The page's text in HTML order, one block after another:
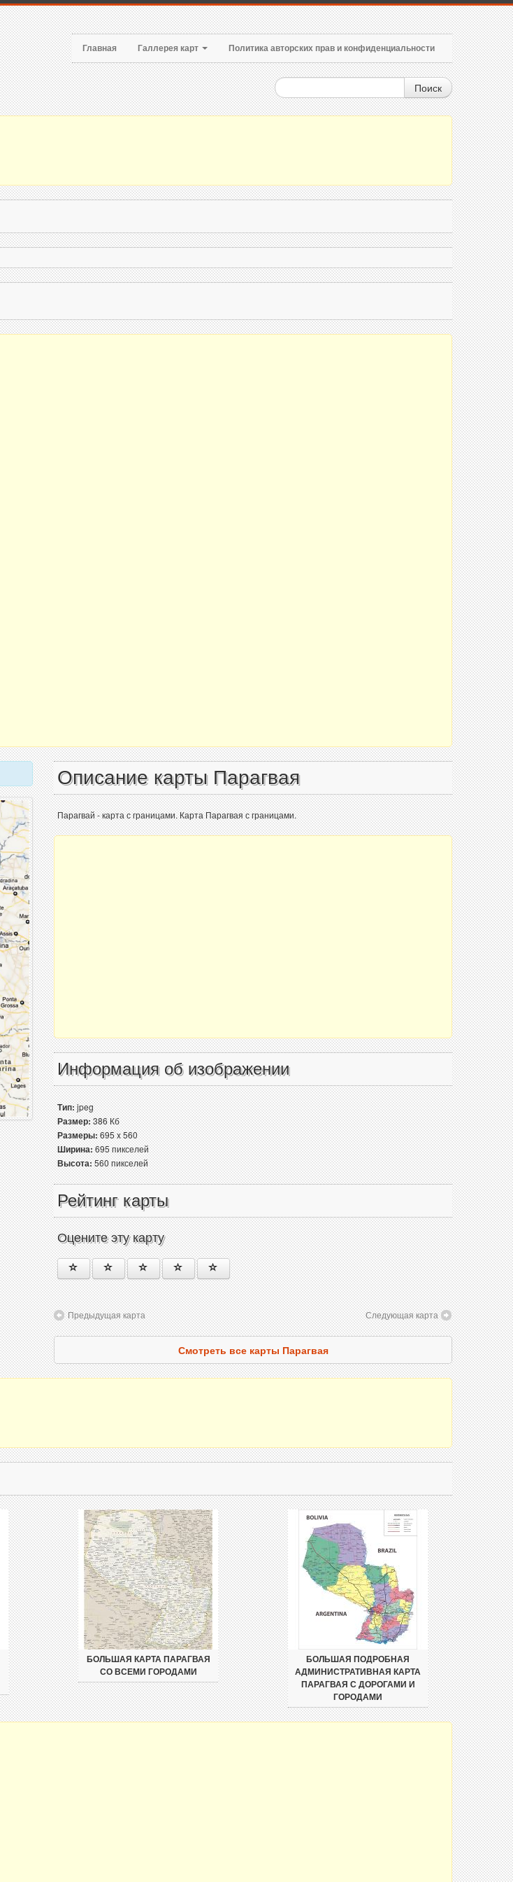
Главная Галлерея карт Политика авторских прав и конфиденциальности
Поиск
Описание карты Парагвая
Парагвай - карта с границами. Карта Парагвая с границами.
Информация об изображении
Тип:jpeg
Размер:386 Кб
Размеры:695 x 560
Ширина:695 пикселей
Высота:560 пикселей
Рейтинг карты
Оцените эту карту
Предыдущая карта Следующая карта
Смотреть все карты Парагвая
БОЛЬШАЯ КАРТА ПАРАГВАЯ
СО ВСЕМИ ГОРОДАМИ
БОЛЬШАЯ ПОДРОБНАЯ
АДМИНИСТРАТИВНАЯ КАРТА
ПАРАГВАЯ С ДОРОГАМИ И
ГОРОДАМИ